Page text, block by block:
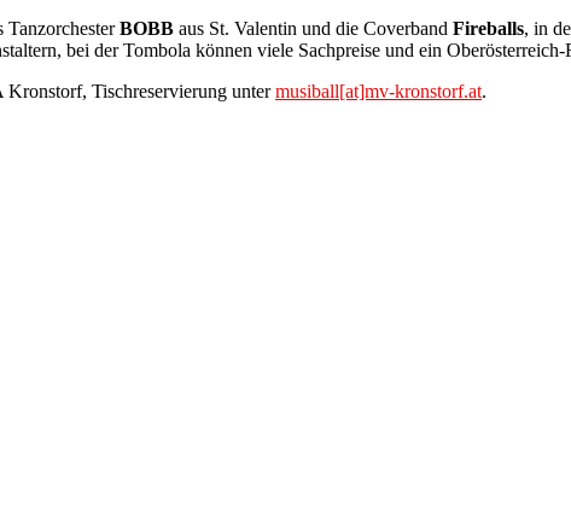
TanzorchesterBOBB aus St. Valentin und die Coverband Fireballs, in
bei der Tombola können viele Sachpreise und ein
Tischreservierung untermusiball[at]mv-kronstorf.at.